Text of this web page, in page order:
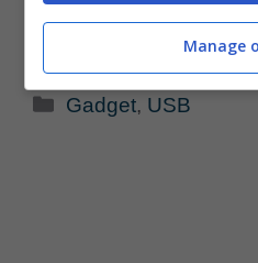
Categorie
Gadget, USB
Manage